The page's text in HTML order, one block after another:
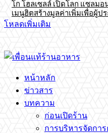
โก โฮลเซลล์ เปิดโลก แซลม
เมนูฮิตสร้างมูลค่าเพิ่มเพื่อผู้ป
โหลดเพิ่มเติม
หน้าหลัก
ข่าวสาร
บทความ
ก่อนเปิดร้าน
การบริหารจัดกา